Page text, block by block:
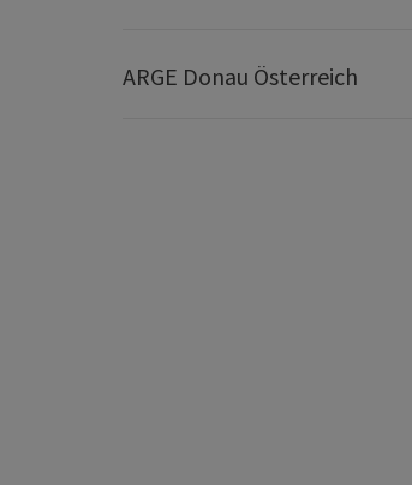
ARGE Donau Österreich